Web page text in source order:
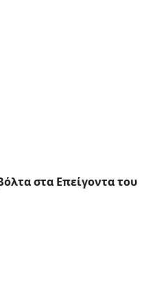
στα Επείγοντα του